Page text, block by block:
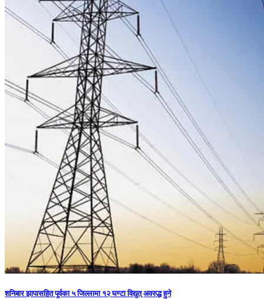
शनिबार झापासहित पूर्वका ५ जिल्लामा १२ घण्टा विद्युत् अवरुद्ध हुने